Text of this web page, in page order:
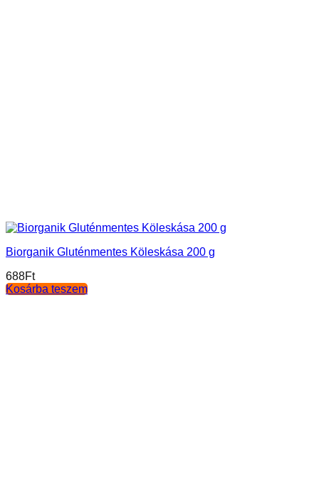
Biorganik Gluténmentes Köleskása 200 g
688Ft
Kosárba teszem